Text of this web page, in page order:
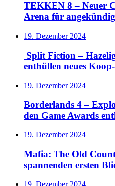
TEKKEN 8 – Neuer
Arena für
19. Dezember 2024
Split Fiction –
enthüllen neues
19. Dezember 2024
Borderlands 4 –
den Game Awards
19. Dezember 2024
Mafia: The Old
spannenden ersten
19. Dezember 2024